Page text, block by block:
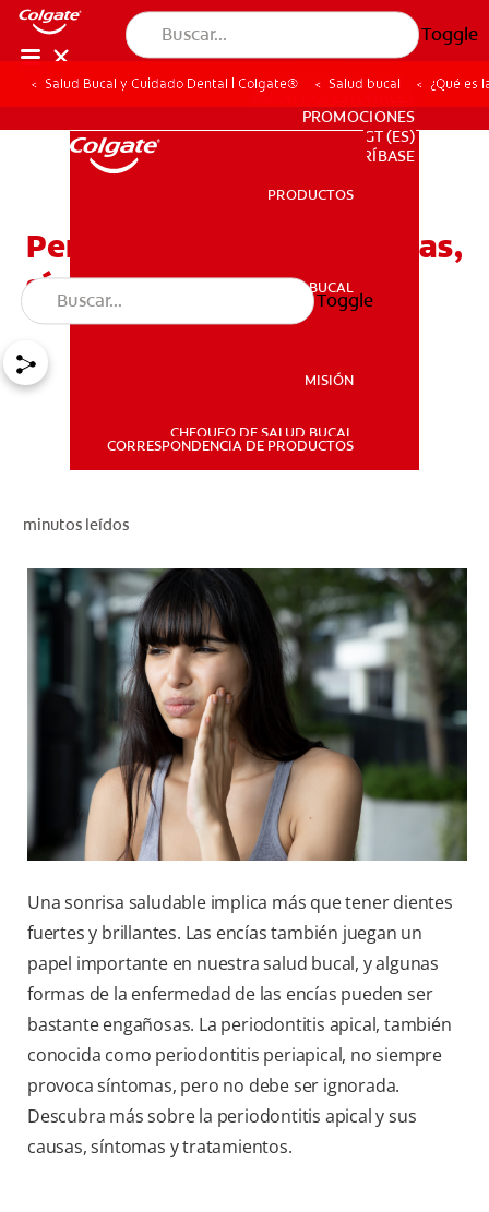
Toggle
SALUD BUCAL
PARA PROFESIONALES
SUSCRÍBASE
PARA PROFESIONALES
PROMOCIONES
GT (ES)
SUSCRÍBASE
PRODUCTOS
SALUD BUCAL
MISIÓN
CHEQUEO DE SALUD BUCAL
CORRESPONDENCIA DE PRODUCTOS
Toggle
Salud Bucal y Cuidado Dental | Colgate® Salud bucal ¿Qué es
Periodontitis apical: Causas,
síntomas y tratamientos
minutos leídos
Una sonrisa saludable implica más que tener dientes
fuertes y brillantes. Las encías también juegan un
papel importante en nuestra salud bucal, y algunas
formas de la enfermedad de las encías pueden ser
bastante engañosas. La periodontitis apical, también
conocida como periodontitis periapical, no siempre
provoca síntomas, pero no debe ser ignorada.
Descubra más sobre la periodontitis apical y sus
causas, síntomas y tratamientos.